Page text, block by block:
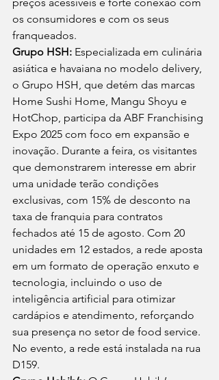
preços acessíveis e forte conexão com
os consumidores e com os seus
franqueados.
Grupo HSH: Especializada em culinária
asiática e havaiana no modelo delivery,
o Grupo HSH, que detém das marcas
Home Sushi Home, Mangu Shoyu e
HotChop, participa da ABF Franchising
Expo 2025 com foco em expansão e
inovação. Durante a feira, os visitantes
que demonstrarem interesse em abrir
uma unidade terão condições
exclusivas, com 15% de desconto na
taxa de franquia para contratos
fechados até 15 de agosto. Com 20
unidades em 12 estados, a rede aposta
em um formato de operação enxuto e
tecnologia, incluindo o uso de
inteligência artificial para otimizar
cardápios e atendimento, reforçando
sua presença no setor de food service.
No evento, a rede está instalada na rua
D159.